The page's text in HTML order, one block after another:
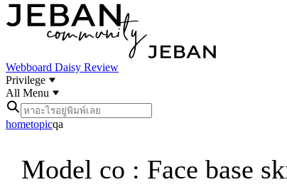
Webboard Daisy Review
Privilege
All Menu
hometopicqa
Model co : Face base